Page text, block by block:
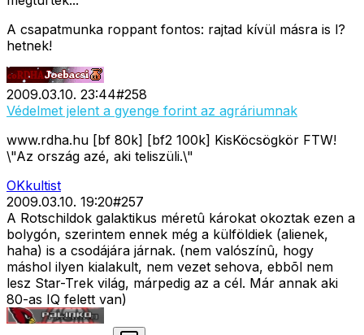
A csapatmunka roppant fontos: rajtad kívül másra is l?
hetnek!
2009.03.10. 23:44#258
Védelmet jelent a gyenge forint az agráriumnak
www.rdha.hu [bf 80k] [bf2 100k] KisKöcsögkör FTW!
\"Az ország azé, aki teliszüli.\"
OKkultist
2009.03.10. 19:20#257
A Rotschildok galaktikus méretû károkat okoztak ezen a
bolygón, szerintem ennek még a külföldiek (alienek,
haha) is a csodájára járnak. (nem valószínû, hogy
máshol ilyen kialakult, nem vezet sehova, ebbõl nem
lesz Star-Trek világ, márpedig az a cél. Már annak aki
80-as IQ felett van)